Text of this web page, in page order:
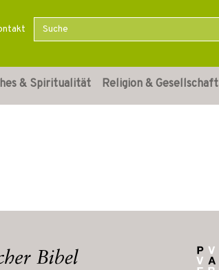
& Spiritualität Religion & Gesellschaft